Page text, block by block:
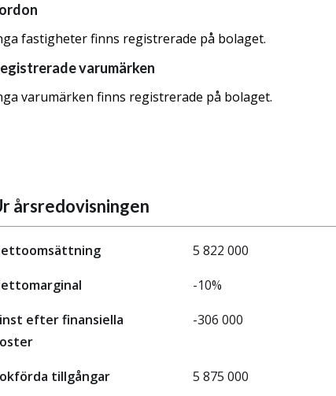
fastigheter finns registrerade på bolaget.
varumärken
varumärken finns registrerade på bolaget.
årsredovisningen
5 822 000
-10%
efter finansiella
-306 000
tillgångar
5 875 000